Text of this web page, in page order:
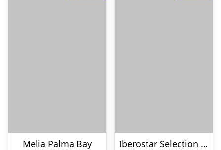
Melia Palma Bay
Iberostar Selection Es Trenc